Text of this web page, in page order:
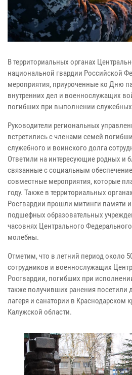
В территориальных органах
национальной гвардии Российской
мероприятия, приуроченные ко Дню
внутренних дел и военнослужащих
погибших при выполнении служебных
Руководители региональных
встретились с членами семей
служебного и воинского долга
Ответили на интересующие родных и
связанные с социальным
совместные мероприятия, которые
году. Также в территориальных
Росгвардии прошли митинги памяти
подшефных образовательных
часовнях Центрального
молебны.
Отметим, что в летний период около
сотрудников и военнослужащих
Росгвардии, погибших при
также получивших ранения посетили
лагеря и санатории в Краснодарском
Калужской области.